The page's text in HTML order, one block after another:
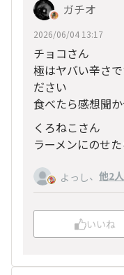
ガチオ
2026/06/04 13:17
チョコさん
極はヤバい辛さ
ださい
食べたら感想聞
くろねこさん
ラーメンにのせ
よっし、 他2人
いいね